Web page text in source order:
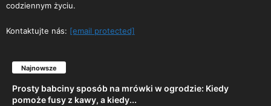
codziennym życiu.
Kontaktujte nás: [email protected]
Najnowsze
Prosty babciny sposób na mrówki w ogrodzie: Kiedy
pomoże fusy z kawy, a kiedy...